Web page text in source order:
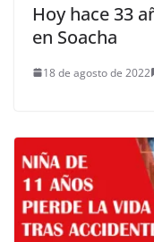
Hoy hace 33
en Soacha
18 de agosto de 2022